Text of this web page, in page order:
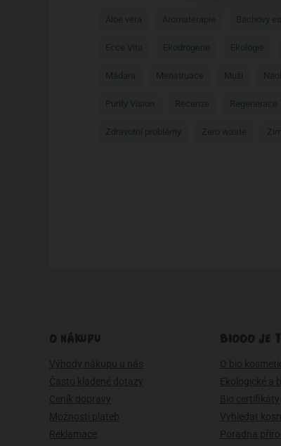
Aloe vera Aromaterapie Bachovy
Ecce Vita Ekodrogerie Ekologie
Mádara Menstruace Muži
Purity Vision Recenze Regenerace
Zdravotní problémy Zero waste
O NÁKUPU
Výhody nákupu u nás
Často kladené dotazy
Ceník dopravy
Možnosti plateb
Reklamace
BIOOO JE
O bio
Ekologické a
Bio certifikáty
Vyhledat
Poradna